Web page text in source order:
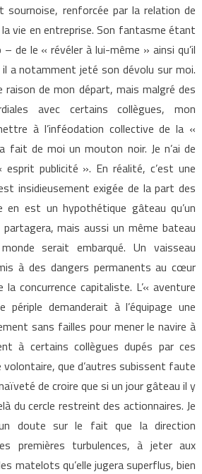
sournoise, renforcée par la relation de
vie en entreprise. Son fantasme étant
de le « révéler à lui-même » ainsi qu’il
a notamment jeté son dévolu sur moi.
raison de mon départ, mais malgré des
avec certains collègues, mon
à l’inféodation collective de la «
fait de moi un mouton noir. Je n’ai de
esprit publicité ». En réalité, c’est une
insidieusement exigée de la part des
en est un hypothétique gâteau qu’un
mais aussi un même bateau
serait embarqué. Un vaisseau
à des dangers permanents au cœur
concurrence capitaliste. L’« aventure
périple demanderait à l’équipage une
sans failles pour mener le navire à
à certains collègues dupés par ces
que d’autres subissent faute
de croire que si un jour gâteau il y
du cercle restreint des actionnaires. Je
doute sur le fait que la direction
premières turbulences, à jeter aux
matelots qu’elle jugera superflus, bien